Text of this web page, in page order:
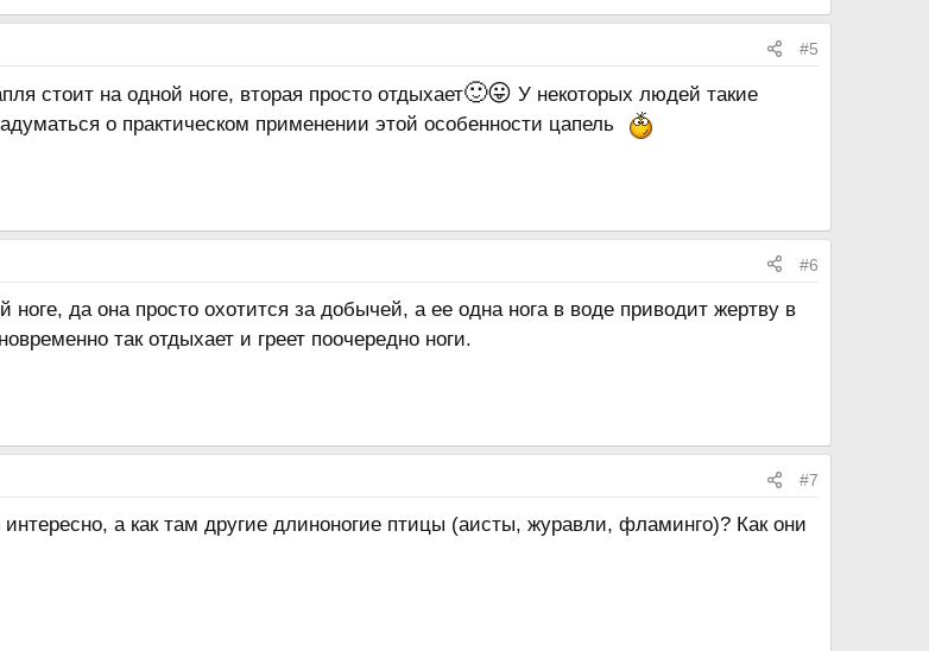
#5
стоит на одной ноге, вторая просто отдыхает🙂😛 У некоторых людей такие
о практическом применении этой особенности цапель
#6
ноге, да она просто охотится за добычей, а ее одна нога в воде приводит жертву в
так отдыхает и греет поочередно ноги.
#7
а как там другие длиноногие птицы (аисты, журавли, фламинго)? Как они